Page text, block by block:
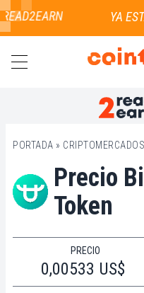
PORTADA » CRIPTOMERCADOS
Precio
Token
PRECIO
0,00533 US$